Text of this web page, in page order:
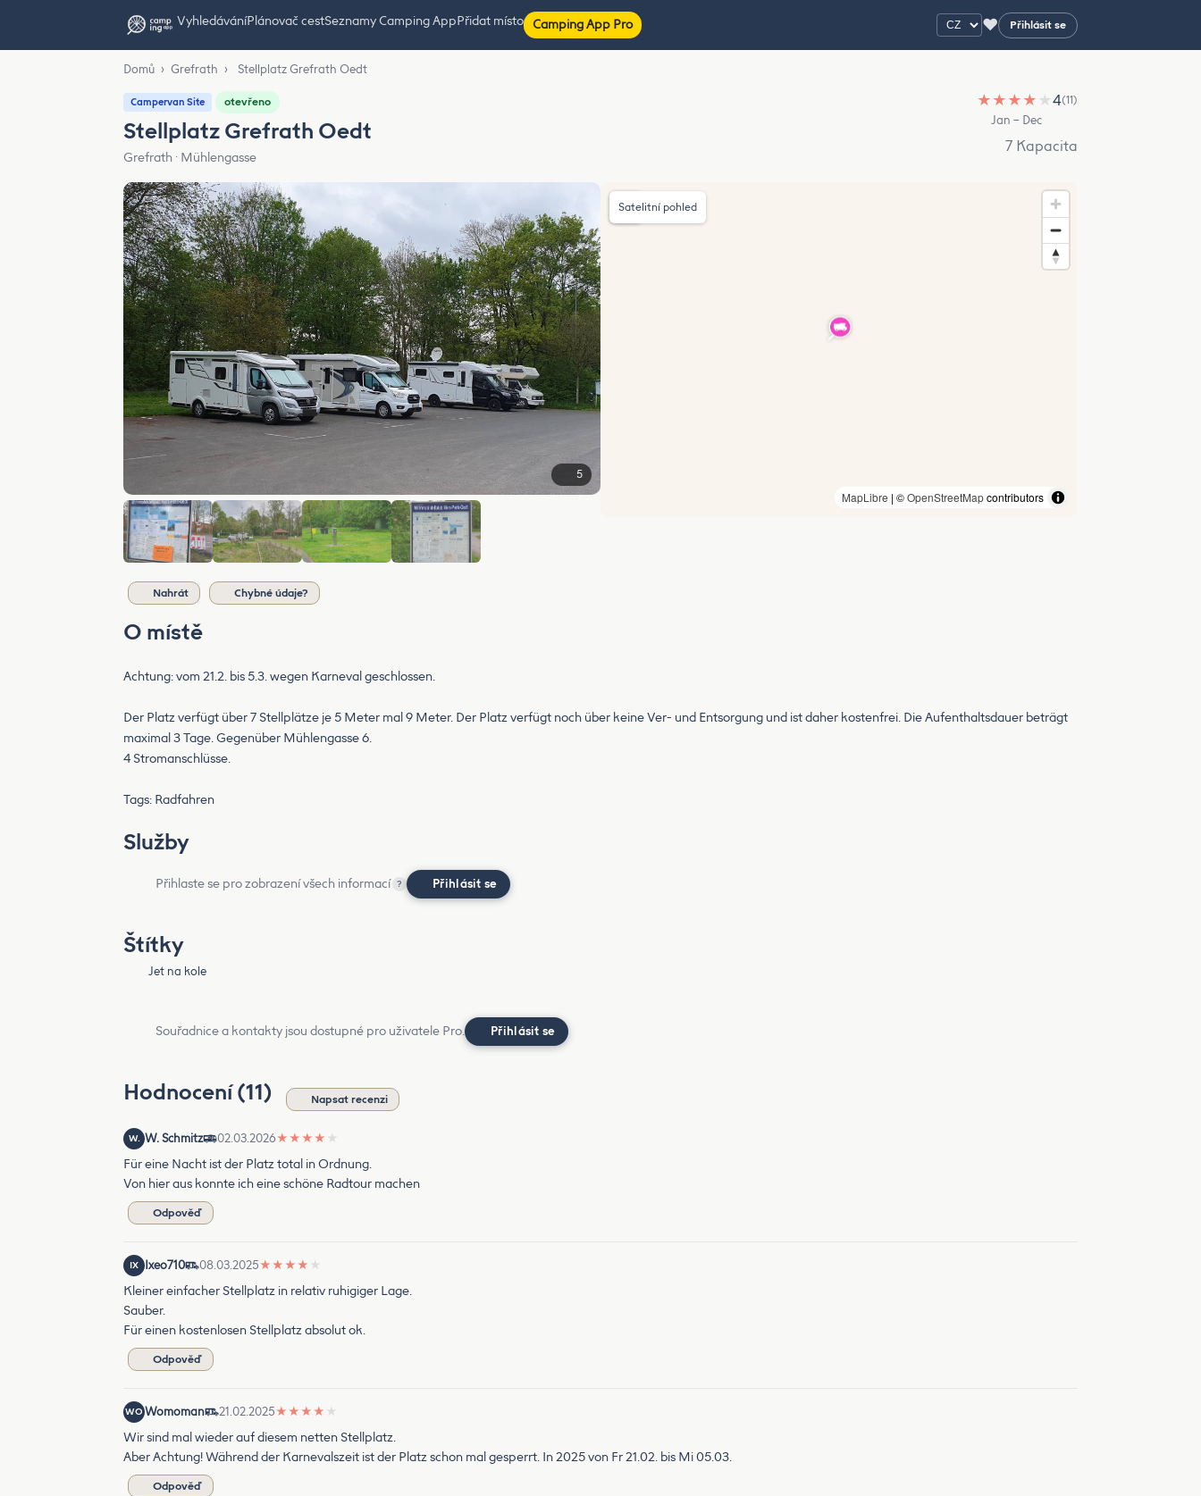
VyhledáváníPlánovač cestSeznamy Camping AppPřidat místo Camping App Pro ♥ Přihlásit se
Domů › Grefrath › Stellplatz Grefrath Oedt
Campervan Site otevřeno
Stellplatz Grefrath Oedt
Grefrath · Mühlengasse
★ ★ ★ ★ ★4(11)
Jan – Dec
7 Kapacita
5
MapLibre | ©OpenStreetMapcontributors
Satelitní pohled
Nahrát Chybné údaje?
O místě
Achtung: vom 21.2. bis 5.3. wegen Karneval geschlossen.
Der Platz verfügt über 7 Stellplätze je 5 Meter mal 9 Meter. Der Platz verfügt noch über keine Ver- und Entsorgung und ist daher kostenfrei. Die Aufenthaltsdauer beträgt
maximal 3 Tage. Gegenüber Mühlengasse 6.
4 Stromanschlüsse.
Tags: Radfahren
Služby
Přihlaste se pro zobrazení všech informací ? Přihlásit se
Štítky
Jet na kole
Souřadnice a kontakty jsou dostupné pro uživatele Pro. Přihlásit se
Hodnocení (11) Napsat recenzi
W. W. Schmitz 02.03.2026★ ★ ★ ★ ★
Für eine Nacht ist der Platz total in Ordnung.
Von hier aus konnte ich eine schöne Radtour machen
Odpověď
IX Ixeo710 08.03.2025★ ★ ★ ★ ★
Kleiner einfacher Stellplatz in relativ ruhigiger Lage.
Sauber.
Für einen kostenlosen Stellplatz absolut ok.
Odpověď
WO Womoman 21.02.2025★ ★ ★ ★ ★
Wir sind mal wieder auf diesem netten Stellplatz.
Aber Achtung! Während der Karnevalszeit ist der Platz schon mal gesperrt. In 2025 von Fr 21.02. bis Mi 05.03.
Odpověď